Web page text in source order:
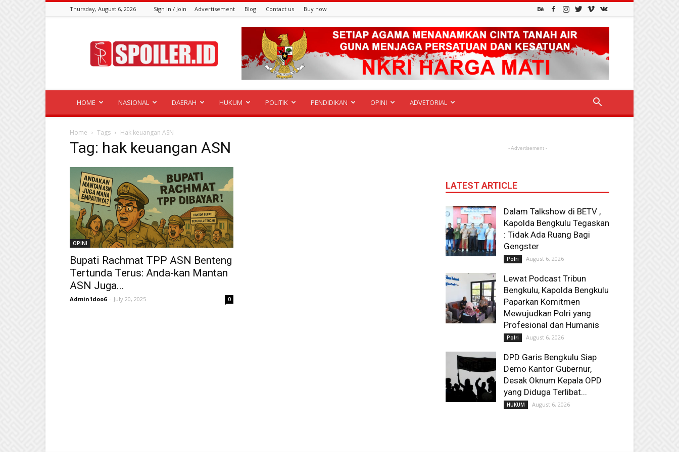
Thursday, August 6, 2026 Sign in / Join Advertisement Blog Contact us Buy now
HOME NASIONAL DAERAH HUKUM POLITIK PENDIDIKAN OPINI ADVETORIAL
Home Tags Hak keuangan ASN
Tag: hak keuangan ASN
OPINI
Bupati Rachmat TPP ASN Benteng
Tertunda Terus: Anda-kan Mantan
ASN Juga...
Admin1doo6 - July 20, 2025 0
- Advertisement -
LATEST ARTICLE
Dalam Talkshow di BETV ,
Kapolda Bengkulu Tegaskan
: Tidak Ada Ruang Bagi
Gengster
Polri August 6, 2026
Lewat Podcast Tribun
Bengkulu, Kapolda Bengkulu
Paparkan Komitmen
Mewujudkan Polri yang
Profesional dan Humanis
Polri August 6, 2026
DPD Garis Bengkulu Siap
Demo Kantor Gubernur,
Desak Oknum Kepala OPD
yang Diduga Terlibat...
HUKUM August 6, 2026